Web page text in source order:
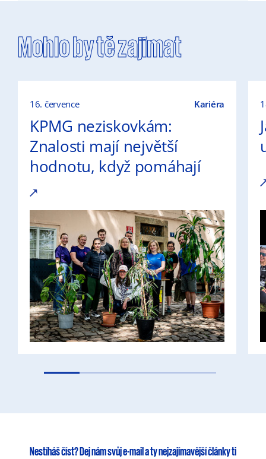
Mohlo by tě zajímat
16. července Kariéra
KPMG neziskovkám:
Znalosti mají největší
hodnotu, když pomáhají
Nestíháš číst? Dej nám svůj e-mail a tynejzajímavější článkyti